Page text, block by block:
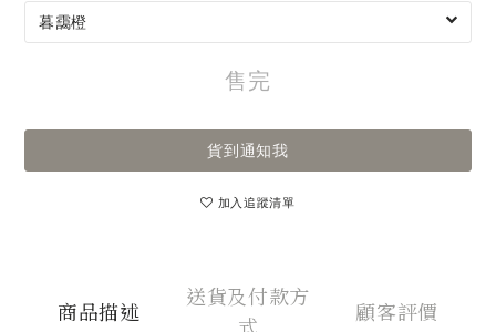
售完
貨到通知我
加入追蹤清單
商品描述
送貨及付款方
式
顧客評價